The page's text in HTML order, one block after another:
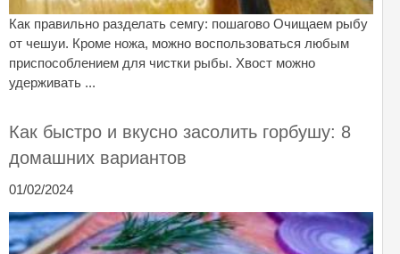
Как правильно разделать семгу: пошагово Очищаем рыбу
от чешуи. Кроме ножа, можно воспользоваться любым
приспособлением для чистки рыбы. Хвост можно
удерживать ...
Как быстро и вкусно засолить горбушу: 8
домашних вариантов
01/02/2024